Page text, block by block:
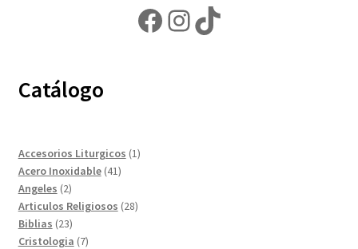
Facebook
Instagram
TikTok
Catálogo
Accesorios Liturgicos 11
Acero Inoxidable 4141
Angeles 22
productos
Articulos Religiosos 2828
Biblias 2323
productos
Cristologia 77